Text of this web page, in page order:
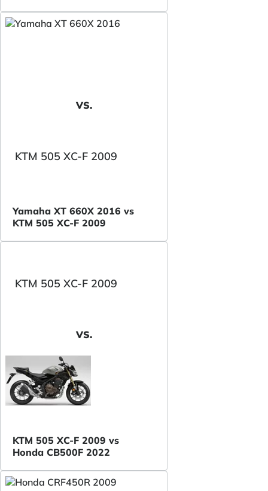
VS.
KTM 505 XC-F 2009
Yamaha XT 660X 2016 vs
KTM 505 XC-F 2009
KTM 505 XC-F 2009
VS.
KTM 505 XC-F 2009 vs
Honda CB500F 2022